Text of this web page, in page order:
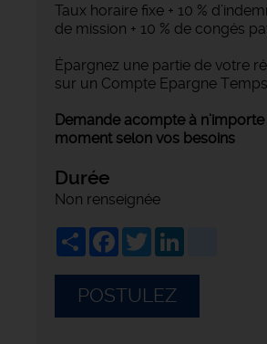
Taux horaire fixe + 10 %
de mission + 10 % de congés
Épargnez une partie de votre
sur un Compte Epargne
Demande acompte à
moment selon vos besoins
Durée
Non renseignée
ShareFacebook
Twitter
POSTULEZ